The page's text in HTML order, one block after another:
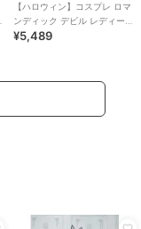
【ハロウィン】コスプレ ロマ
ンディック デビル レディース
ブラック
¥5,489